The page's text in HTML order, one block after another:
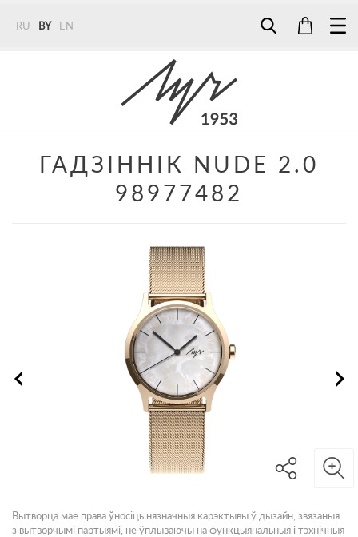
RU BY EN
+375 (29) 272 51 56
ГАДЗІННІК NUDE 2.0
98977482
Вытворца мае права ўносіць нязначныя карэктывы ў дызайн, звязаныя
з вытворчымі партыямі, не ўплываючы на функцыянальныя і тэхнічныя